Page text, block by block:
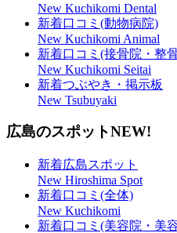
New Kuchikomi Dental
新着口コミ(動物病院)
New Kuchikomi Animal
新着口コミ(接骨院・整
New Kuchikomi Seitai
新着つぶやき・掲示板
New Tsubuyaki
広島のスポットNEW!
新着広島スポット
New Hiroshima Spot
新着口コミ(全体)
New Kuchikomi
新着口コミ(美容院・美